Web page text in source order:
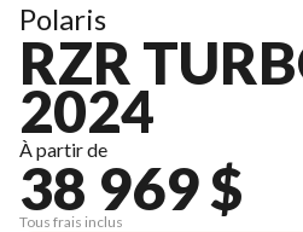
Polaris
RZR
2024
À partir de
38 969 $
Tous frais inclus